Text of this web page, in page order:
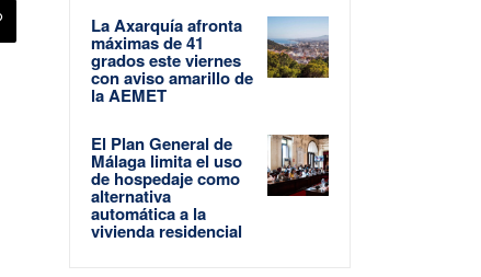
La Axarquía afronta
máximas de 41
grados este viernes
con aviso amarillo de
la AEMET
El Plan General de
Málaga limita el uso
de hospedaje como
alternativa
automática a la
vivienda residencial